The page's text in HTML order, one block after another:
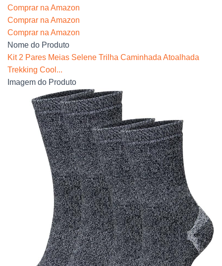
Comprar na Amazon
Comprar na Amazon
Comprar na Amazon
Nome do Produto
Kit 2 Pares Meias Selene Trilha Caminhada Atoalhada
Trekking Cool...
Imagem do Produto